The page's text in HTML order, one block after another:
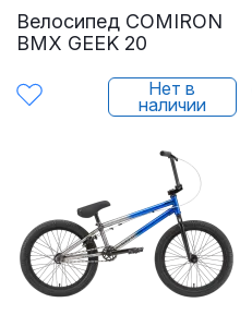
Велосипед COMIRON
BMX GEEK 20
Нет в
наличии